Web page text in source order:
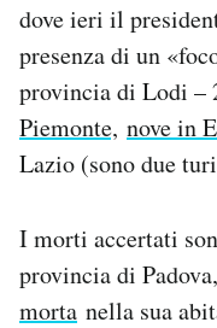
dove ieri il
presenza di un
provincia di Lodi –
Piemonte, nove in
Lazio (sono due
I morti accertati
provincia di
morta nella sua